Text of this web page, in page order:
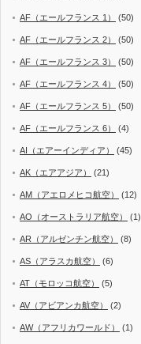
AF（エールフランス 1） (50)
AF（エールフランス 2） (50)
AF（エールフランス 3） (50)
AF（エールフランス 4） (50)
AF（エールフランス 5） (50)
AF（エールフランス 6） (4)
AI（エアーインディア） (45)
AK（エアアジア） (21)
AM（アエロメヒコ航空） (12)
AO（オーストラリア航空） (1)
AR（アルゼンチン航空） (8)
AS（アラスカ航空） (6)
AT（モロッコ航空） (5)
AV（アビアンカ航空） (2)
AW（アフリカワールド） (1)